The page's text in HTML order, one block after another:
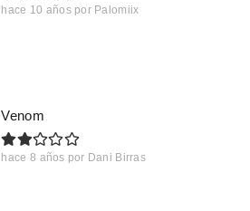
hace 10 años por Palomiix
Venom
hace 8 años por Dani Birras